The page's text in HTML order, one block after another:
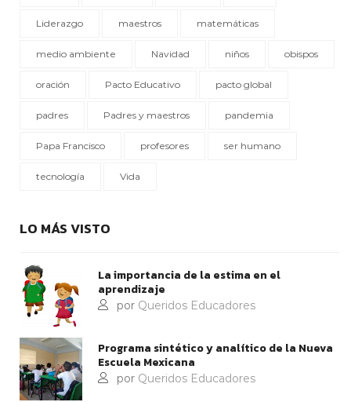
Liderazgo maestros matemáticas
medio ambiente Navidad niños obispos
oración Pacto Educativo pacto global
padres Padres y maestros pandemia
Papa Francisco profesores ser humano
tecnología Vida
LO MÁS VISTO
La importancia de la estima en el
aprendizaje
por Queridos Educadores
Programa sintético y analítico de la Nueva
Escuela Mexicana
por Queridos Educadores